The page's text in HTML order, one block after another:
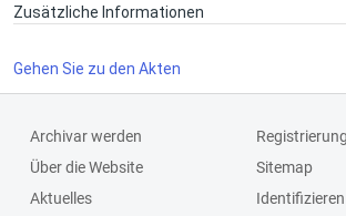
Zusätzliche Informationen
Gehen Sie zu den Akten
Archivar werden
Über die Website
Aktuelles
Registrierung
Sitemap